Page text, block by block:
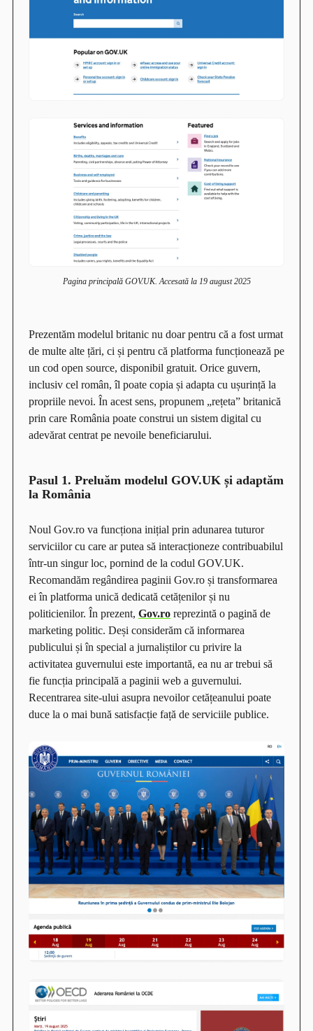
Pagina principală GOV.UK. Accesată la 19 august 2025
Prezentăm modelul britanic nu doar pentru că a fost urmat
de multe alte țări, ci și pentru că platforma funcționează pe
un cod open source, disponibil gratuit. Orice guvern,
inclusiv cel român, îl poate copia și adapta cu ușurință la
propriile nevoi. În acest sens, propunem „rețeta” britanică
prin care România poate construi un sistem digital cu
adevărat centrat pe nevoile beneficiarului.
Pasul 1. Preluăm modelul GOV.UK și adaptăm
la România
Noul Gov.ro va funcționa inițial prin adunarea tuturor
serviciilor cu care ar putea să interacționeze contribuabilul
într-un singur loc, pornind de la codul GOV.UK.
Recomandăm regândirea paginii Gov.ro și transformarea
ei în platforma unică dedicată cetățenilor și nu
politicienilor. În prezent, Gov.ro reprezintă o pagină de
marketing politic. Deși considerăm că informarea
publicului și în special a jurnaliștilor cu privire la
activitatea guvernului este importantă, ea nu ar trebui să
fie funcția principală a paginii web a guvernului.
Recentrarea site-ului asupra nevoilor cetățeanului poate
duce la o mai bună satisfacție față de serviciile publice.